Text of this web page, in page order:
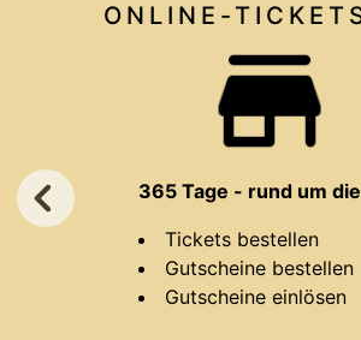
ONLINE-TICKET
365 Tage - rund um
Tickets bestellen
Gutscheine bestellen
Gutscheine einlösen